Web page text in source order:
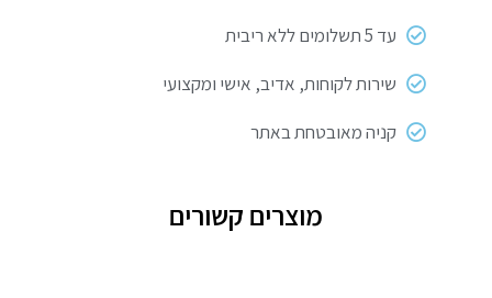
עד 5 תשלומים ללא ריבית
שירות לקוחות, אדיב, אישי ומקצועי
קניה מאובטחת באתר
מוצרים קשורים